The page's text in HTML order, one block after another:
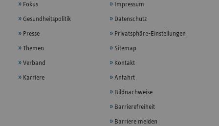
Fokus
Gesundheitspolitik
Presse
Themen
Verband
Karriere
Impressum
Datenschutz
Privatsphäre-Einstellungen
Sitemap
Kontakt
Anfahrt
Bildnachweise
Barrierefreiheit
Barriere melden